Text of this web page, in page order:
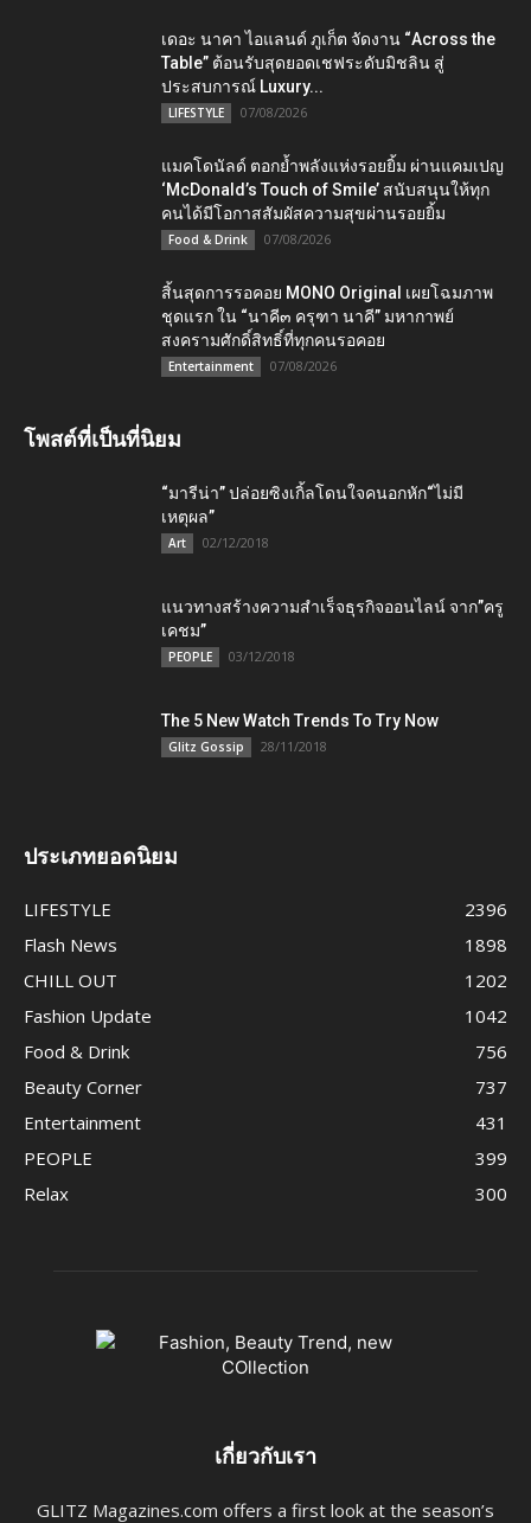
เดอะ นาคา ไอแลนด์ ภูเก็ต จัดงาน “Across the
Table” ต้อนรับสุดยอดเชฟระดับมิชลิน สู่
ประสบการณ์ Luxury...
LIFESTYLE 07/08/2026
แมคโดนัลด์ ตอกย้ำพลังแห่งรอยยิ้ม ผ่านแคมเปญ
‘McDonald’s Touch of Smile’ สนับสนุนให้ทุก
คนได้มีโอกาสสัมผัสความสุขผ่านรอยยิ้ม
Food & Drink 07/08/2026
สิ้นสุดการรอคอย MONO Original เผยโฉมภาพ
ชุดแรก ใน “นาคี๓ ครุฑา นาคี” มหากาพย์
สงครามศักดิ์สิทธิ์ที่ทุกคนรอคอย
Entertainment 07/08/2026
โพสต์ที่เป็นที่นิยม
“มารีน่า” ปล่อยซิงเกิ้ลโดนใจคนอกหัก“ไม่มี
เหตุผล”
Art 02/12/2018
แนวทางสร้างความสำเร็จธุรกิจออนไลน์ จาก”ครู
เคชม”
PEOPLE 03/12/2018
The 5 New Watch Trends To Try Now
Glitz Gossip 28/11/2018
ประเภทยอดนิยม
LIFESTYLE
2396
Flash News
1898
CHILL OUT
1202
Fashion Update
1042
Food & Drink
756
Beauty Corner
737
Entertainment
431
PEOPLE
399
Relax
300
เกี่ยวกับเรา
GLITZ Magazines.com offers a first look at the season’s